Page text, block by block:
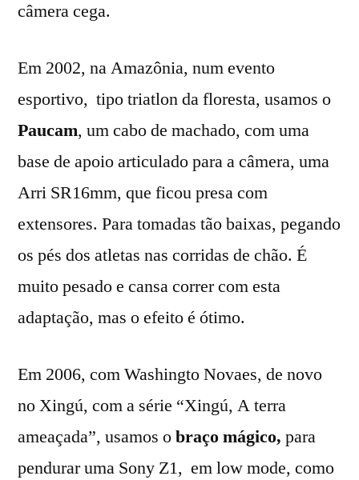
câmera cega.
Em 2002, na Amazônia, num evento
esportivo, tipo triatlon da floresta, usamos o
Paucam, um cabo de machado, com uma
base de apoio articulado para a câmera, uma
Arri SR16mm, que ficou presa com
extensores. Para tomadas tão baixas, pegando
os pés dos atletas nas corridas de chão. É
muito pesado e cansa correr com esta
adaptação, mas o efeito é ótimo.
Em 2006, com Washingto Novaes, de novo
no Xingú, com a série “Xingú, A terra
ameaçada”, usamos obraço mágico, para
pendurar uma Sony Z1, em low mode, como